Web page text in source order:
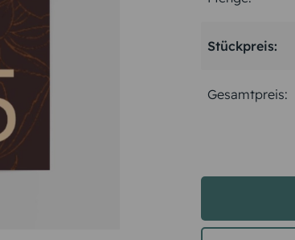
Stückpreis:
Gesamtpreis: